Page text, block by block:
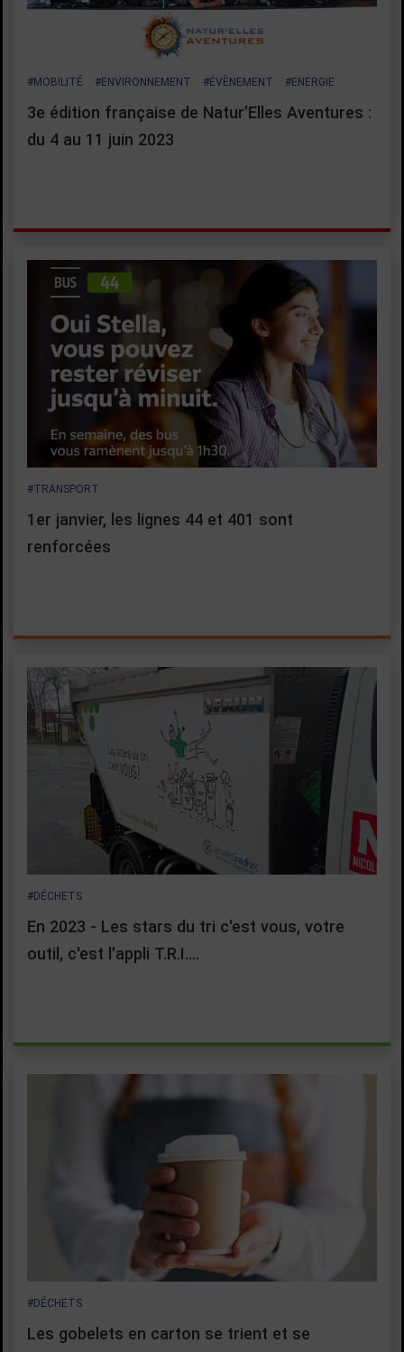
#MOBILITÉ #ENVIRONNEMENT #ÉVÈNEMENT #ENERGIE
3e édition française de Natur’Elles Aventures :
du 4 au 11 juin 2023
#TRANSPORT
1er janvier, les lignes 44 et 401 sont
renforcées
#DÉCHETS
En 2023 - Les stars du tri c'est vous, votre
outil, c'est l'appli T.R.I.…
#DÉCHETS
Les gobelets en carton se trient et se